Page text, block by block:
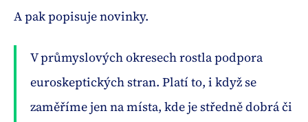
A pak popisuje novinky.
V průmyslových okresech rostla podpora
euroskeptických stran. Platí to, i když se
zaměříme jen na místa, kde je středně dobrá či